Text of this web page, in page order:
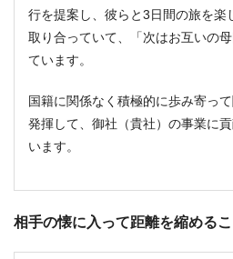
行を提案し、彼らと3日間の旅を楽
取り合っていて、「次はお互いの
ています。
国籍に関係なく積極的に歩み寄っ
発揮して、御社（貴社）の事業に
います。
相手の懐に入って距離を縮める